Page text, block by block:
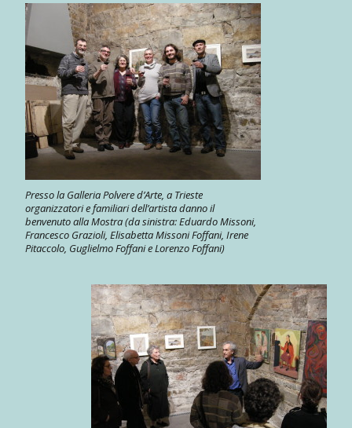
Presso la Galleria Polvere d’Arte, a Trieste
organizzatori e familiari dell’artista danno il
benvenuto alla Mostra (da sinistra: Eduardo Missoni,
Francesco Grazioli, Elisabetta Missoni Foffani, Irene
Pitaccolo, Guglielmo Foffani e Lorenzo Foffani)